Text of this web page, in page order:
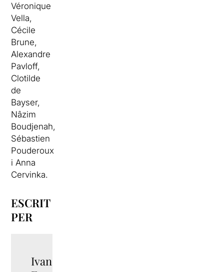
Véronique
Vella,
Cécile
Brune,
Alexandre
Pavloff,
Clotilde
de
Bayser,
Nâzim
Boudjenah,
Sébastien
Pouderoux
i Anna
Cervinka.
ESCRIT
PER
Ivan